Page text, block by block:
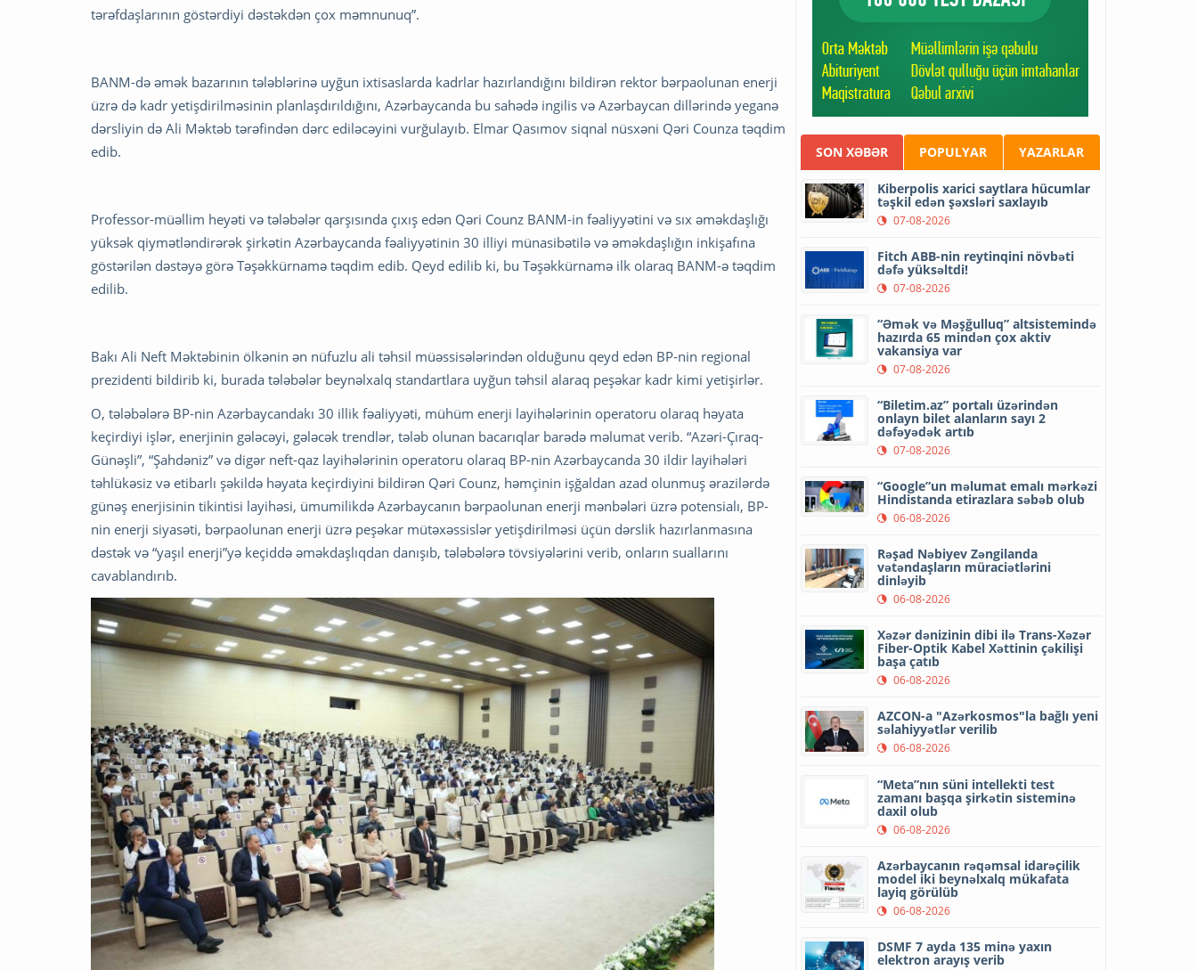
tərəfdaşlarının göstərdiyi dəstəkdən çox məmnunuq”.
BANM-də əmək bazarının tələblərinə uyğun ixtisaslarda kadrlar hazırlandığını bildirən rektor bərpaolunan enerji
üzrə də kadr yetişdirilməsinin planlaşdırıldığını, Azərbaycanda bu sahədə ingilis və Azərbaycan dillərində yeganə
dərsliyin də Ali Məktəb tərəfindən dərc ediləcəyini vurğulayıb. Elmar Qasımov siqnal nüsxəni Qəri Counza təqdim
edib.
Professor-müəllim heyəti və tələbələr qarşısında çıxış edən Qəri Counz BANM-in fəaliyyətini və sıx əməkdaşlığı
yüksək qiymətləndirərək şirkətin Azərbaycanda fəaliyyətinin 30 illiyi münasibətilə və əməkdaşlığın inkişafına
göstərilən dəstəyə görə Təşəkkürnamə təqdim edib. Qeyd edilib ki, bu Təşəkkürnamə ilk olaraq BANM-ə təqdim
edilib.
Bakı Ali Neft Məktəbinin ölkənin ən nüfuzlu ali təhsil müəssisələrindən olduğunu qeyd edən BP-nin regional
prezidenti bildirib ki, burada tələbələr beynəlxalq standartlara uyğun təhsil alaraq peşəkar kadr kimi yetişirlər.
O, tələbələrə BP-nin Azərbaycandakı 30 illik fəaliyyəti, mühüm enerji layihələrinin operatoru olaraq həyata
keçirdiyi işlər, enerjinin gələcəyi, gələcək trendlər, tələb olunan bacarıqlar barədə məlumat verib. “Azəri-Çıraq-
Günəşli”, “Şahdəniz” və digər neft-qaz layihələrinin operatoru olaraq BP-nin Azərbaycanda 30 ildir layihələri
təhlükəsiz və etibarlı şəkildə həyata keçirdiyini bildirən Qəri Counz, həmçinin işğaldan azad olunmuş ərazilərdə
günəş enerjisinin tikintisi layihəsi, ümumilikdə Azərbaycanın bərpaolunan enerji mənbələri üzrə potensialı, BP-
nin enerji siyasəti, bərpaolunan enerji üzrə peşəkar mütəxəssislər yetişdirilməsi üçün dərslik hazırlanmasına
dəstək və “yaşıl enerji”yə keçiddə əməkdaşlıqdan danışıb, tələbələrə tövsiyələrini verib, onların suallarını
cavablandırıb.
SON XƏBƏR POPULYAR YAZARLAR
Kiberpolis xarici saytlara hücumlar
təşkil edən şəxsləri saxlayıb
07-08-2026
Fitch ABB-nin reytinqini növbəti
dəfə yüksəltdi!
07-08-2026
“Əmək və Məşğulluq” altsistemində
hazırda 65 mindən çox aktiv
vakansiya var
07-08-2026
“Biletim.az” portalı üzərindən
onlayn bilet alanların sayı 2
dəfəyədək artıb
07-08-2026
“Google”un məlumat emalı mərkəzi
Hindistanda etirazlara səbəb olub
06-08-2026
Rəşad Nəbiyev Zəngilanda
vətəndaşların müraciətlərini
dinləyib
06-08-2026
Xəzər dənizinin dibi ilə Trans-Xəzər
Fiber-Optik Kabel Xəttinin çəkilişi
başa çatıb
06-08-2026
AZCON-a "Azərkosmos"la bağlı yeni
səlahiyyətlər verilib
06-08-2026
“Meta”nın süni intellekti test
zamanı başqa şirkətin sisteminə
daxil olub
06-08-2026
Azərbaycanın rəqəmsal idarəçilik
model iki beynəlxalq mükafata
layiq görülüb
06-08-2026
DSMF 7 ayda 135 minə yaxın
elektron arayış verib